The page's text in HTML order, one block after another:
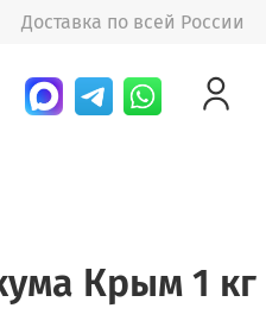
Доставка по всей России
Крым 1 кг